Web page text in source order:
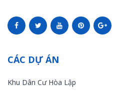
CÁC DỰ ÁN
Khu Dân Cư Hòa Lập